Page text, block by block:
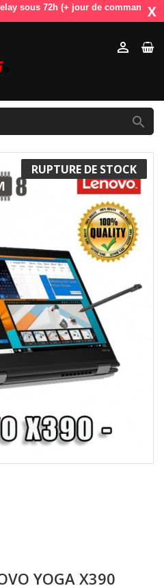
72h (+ jour de commande). X


RUPTURE DE STOCK
YOGA X390